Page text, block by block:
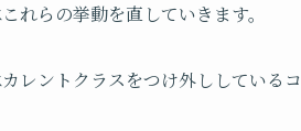
れらの挙動を直していきます。
カレントクラスをつけ外ししてい